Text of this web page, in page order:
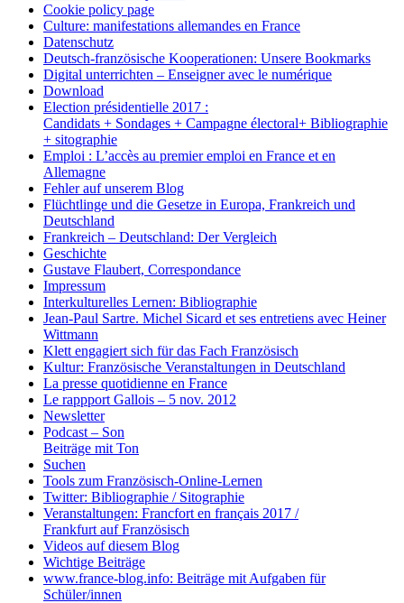
Cookie policy page
Culture: manifestations allemandes en France
Datenschutz
Deutsch-französische Kooperationen: Unsere Bookmarks
Digital unterrichten – Enseigner avec le numérique
Download
Election présidentielle 2017 :
Candidats + Sondages + Campagne électoral+ Bibliographie
+ sitographie
Emploi : L’accès au premier emploi en France et en
Allemagne
Fehler auf unserem Blog
Flüchtlinge und die Gesetze in Europa, Frankreich und
Deutschland
Frankreich – Deutschland: Der Vergleich
Geschichte
Gustave Flaubert, Correspondance
Impressum
Interkulturelles Lernen: Bibliographie
Jean-Paul Sartre. Michel Sicard et ses entretiens avec Heiner
Wittmann
Klett engagiert sich für das Fach Französisch
Kultur: Französische Veranstaltungen in Deutschland
La presse quotidienne en France
Le rappport Gallois – 5 nov. 2012
Newsletter
Podcast – Son
Beiträge mit Ton
Suchen
Tools zum Französisch-Online-Lernen
Twitter: Bibliographie / Sitographie
Veranstaltungen: Francfort en français 2017 /
Frankfurt auf Französisch
Videos auf diesem Blog
Wichtige Beiträge
www.france-blog.info: Beiträge mit Aufgaben für
Schüler/innen